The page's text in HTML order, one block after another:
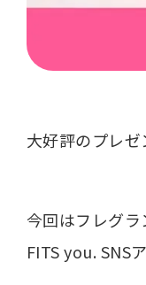
大好評のプレゼ
今回はフレグ
FITS you. SNS